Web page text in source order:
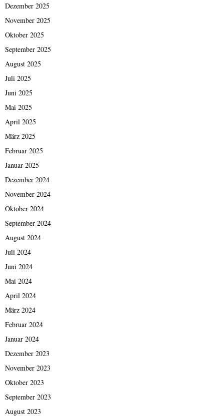
Dezember 2025
November 2025
Oktober 2025
September 2025
August 2025
Juli 2025
Juni 2025
Mai 2025
April 2025
März 2025
Februar 2025
Januar 2025
Dezember 2024
November 2024
Oktober 2024
September 2024
August 2024
Juli 2024
Juni 2024
Mai 2024
April 2024
März 2024
Februar 2024
Januar 2024
Dezember 2023
November 2023
Oktober 2023
September 2023
August 2023